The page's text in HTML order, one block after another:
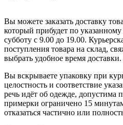
Вы можете заказать доставку
который прибудет по
субботу с 9.00 до 19.00.
поступления товара на склад,
выбрать удобное время
Вы вскрываете упаковку при
целостность и соответствие
речь идёт об одежде, допустима
примерки ограничено 15
отказаться частично или